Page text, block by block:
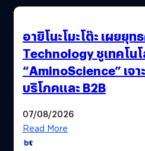
อายิโนะโมะโต๊ะ เผยยุ
Technology ชูเทคโน
“AminoScience” เจ
บริโภคและ B2B
07/08/2026
Read More